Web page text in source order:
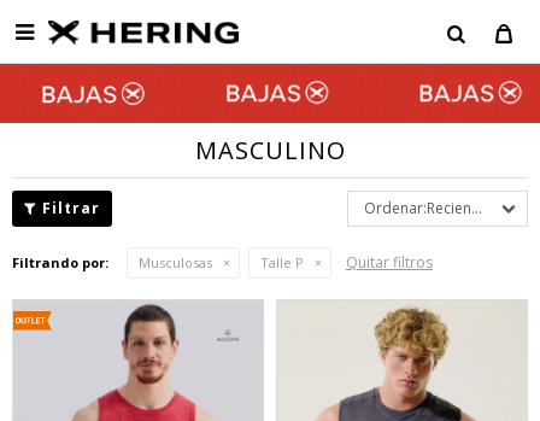

MASCULINO
Recientes
Filtrando por: Musculosas Talle P Quitar filtros